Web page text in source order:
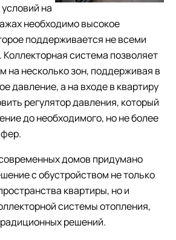
на
необходимо высокое
поддерживается не всеми
система позволяет
на несколько зон, поддерживая в
давление, а на входе в квартиру
регулятор давления, который
до необходимого, но не более
домов придумано
с обустройством не только
квартиры, но и
системы отопления,
решений.